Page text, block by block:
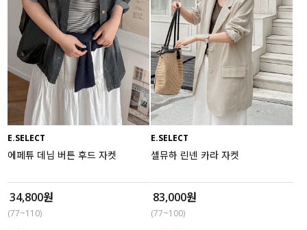
E.SELECT
에페튜 데님 버튼 후드 자켓
34,800원
(77~110)
E.SELECT
셀뮤하 린넨 카라 자켓
83,000원
(77~100)